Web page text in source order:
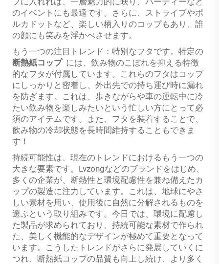
のイベントにも最適です。さらに、ストライプやポ
ルカドットなど、楽しい柄入りのコップもあり、誰
の顔にも笑みを浮かべさせます。
もう一つの注目トレンド：特別なフタです。特定の
断熱紙コップ には、飲み物のこぼれを抑える特徴
的なフタが付属しています。これらのフタはコップ
にしっかりと密着し、外出先での持ち運び時に漏れ
を防ぎます。これは、歩きながらや車の運転中に冷
たい飲み物を楽しみたいという忙しい方にとって必
須のアイテムです。また、フタを装着することで、
飲み物の冷却状態を長時間維持することもできま
す！
持続可能性は、現在のトレンドにおけるもう一つの
大きな要素です。Lvzongなどのブランドをはじめ、
多くの企業が、断熱性と環境配慮性を兼ね備えたカ
ップの製造に注力しています。これは、地球にやさ
しい素材を用い、使用後に自然に分解されるものを
選ぶという取り組みです。今日では、環境に配慮し
た製品が求められており、持続可能な素材で作られ
た、美しく機能的なデザインが極めて重要となって
います。こうしたトレンドがさらに発展していくに
つれ、断熱紙コップの品質も向上し続け、より多く